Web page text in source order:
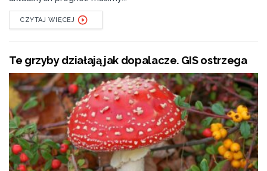
CZYTAJ WIĘCEJ
Te grzyby działają jak dopalacze. GIS ostrzega